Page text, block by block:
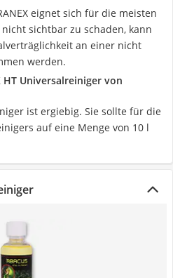
eignet sich für die meisten
sichtbar zu schaden, kann
an einer nicht
werden.
HT Universalreiniger von
ist ergiebig. Sie sollte für die
auf eine Menge von 10 l